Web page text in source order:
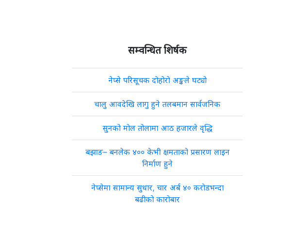
सम्वन्धित शिर्षक
नेप्से परिसूचक दोहोरो अङ्कले घट्यो
चालु आवदेखि लागु हुने तलबमान सार्वजनिक
सुनको मोल तोलामा आठ हजारले वृद्धि
बझाङ– बनलेक ४०० केभी क्षमताको प्रसारण लाइन
निर्माण हुने
नेप्सेमा सामान्य सुधार, चार अर्ब ४० करोडभन्दा
बढीको कारोबार